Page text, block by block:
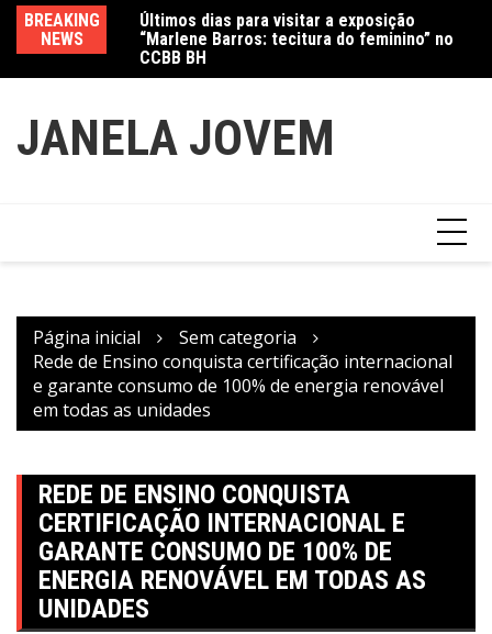
conteúdo
BREAKING
NEWS
CCBB BH
Amanda Mangili transforma beleza e
inclusão em conexão real nas redes
JANELA JOVEM
Página inicial
Sem categoria
Rede de Ensino conquista certificação internacional
e garante consumo de 100% de energia renovável
em todas as unidades
REDE DE ENSINO CONQUISTA
CERTIFICAÇÃO INTERNACIONAL E
GARANTE CONSUMO DE 100% DE
ENERGIA RENOVÁVEL EM TODAS AS
UNIDADES